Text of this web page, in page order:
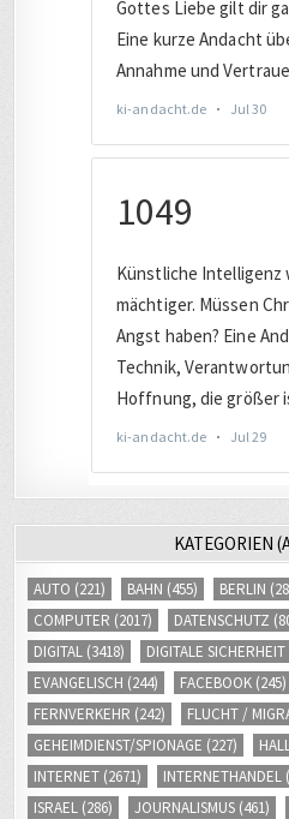
KATEGORIEN
AUTO (221) BAHN (455) BERLIN
COMPUTER (2017) DATENSCHUTZ
DIGITAL (3418) DIGITALE SICHERHEIT
EVANGELISCH (244) FACEBOOK (245)
FERNVERKEHR (242) FLUCHT /
GEHEIMDIENST/SPIONAGE (227)
INTERNET (2671) INTERNETHANDEL
ISRAEL (286) JOURNALISMUS (461)